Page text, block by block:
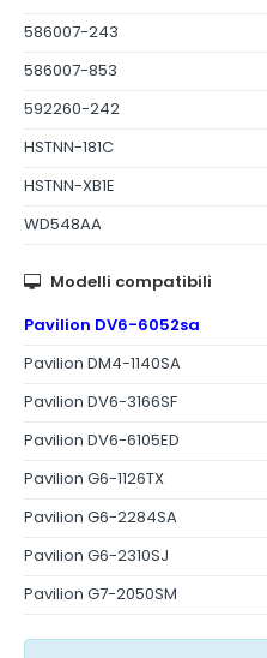
586007-243
586007-853
592260-242
HSTNN-181C
HSTNN-XB1E
WD548AA
Modelli compatibili
Pavilion DV6-6052sa
Pavilion DM4-1140SA
Pavilion DV6-3166SF
Pavilion DV6-6105ED
Pavilion G6-1126TX
Pavilion G6-2284SA
Pavilion G6-2310SJ
Pavilion G7-2050SM